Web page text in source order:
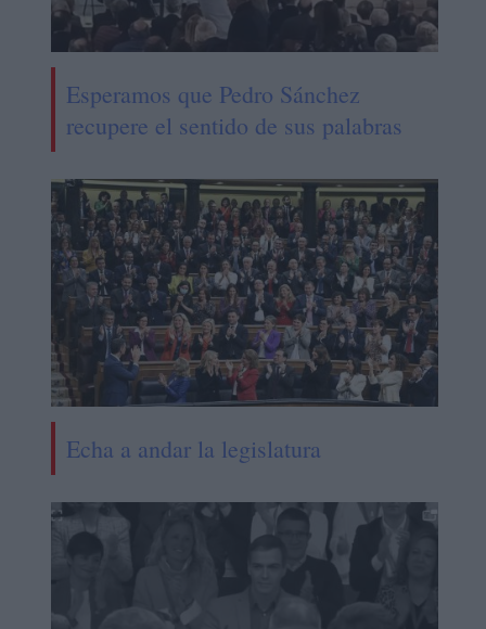
Esperamos que Pedro Sánchez
recupere el sentido de sus palabras
Echa a andar la legislatura